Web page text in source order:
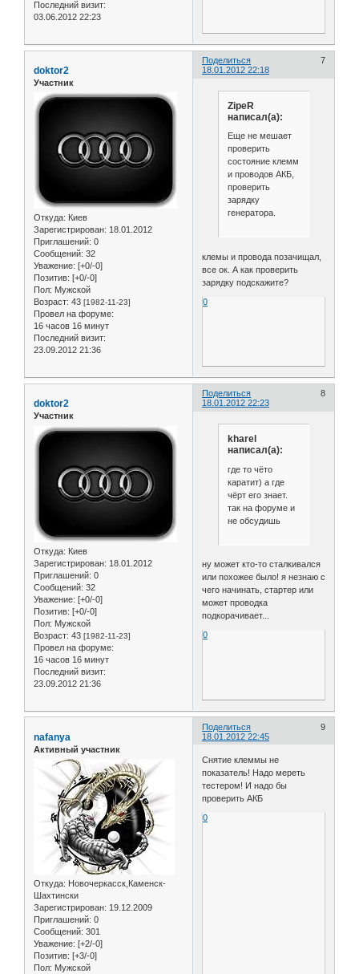
Последний визит:
03.06.2012 22:23
Поделиться
7
18.01.2012 22:18
doktor2
Участник
Откуда: Киев
Зарегистрирован: 18.01.2012
Приглашений: 0
Сообщений: 32
Уважение: [+0/-0]
Позитив: [+0/-0]
Пол: Мужской
Возраст: 43 [1982-11-23]
Провел на форуме:
16 часов 16 минут
Последний визит:
23.09.2012 21:36
ZipeR
написал(а):
Еще не мешает
проверить
состояние клемм
и проводов АКБ,
проверить
зарядку
генератора.
клемы и провода позачищал,
все ок. А как проверить
зарядку подскажите?
0
Поделиться
8
18.01.2012 22:23
doktor2
Участник
Откуда: Киев
Зарегистрирован: 18.01.2012
Приглашений: 0
Сообщений: 32
Уважение: [+0/-0]
Позитив: [+0/-0]
Пол: Мужской
Возраст: 43 [1982-11-23]
Провел на форуме:
16 часов 16 минут
Последний визит:
23.09.2012 21:36
kharel
написал(а):
где то чёто
каратит) а где
чёрт его знает.
так на форуме и
не обсудишь
ну может кто-то сталкивался
или похожее было! я незнаю с
чего начинать, стартер или
может проводка
подкорачивает...
0
Поделиться
9
18.01.2012 22:45
nafanya
Активный участник
Откуда: Новочеркасск,Каменск-
Шахтински
Зарегистрирован: 19.12.2009
Приглашений: 0
Сообщений: 301
Уважение: [+2/-0]
Позитив: [+3/-0]
Пол: Мужской
Снятие клеммы не
показатель! Надо мереть
тестером! И надо бы
проверить АКБ
0